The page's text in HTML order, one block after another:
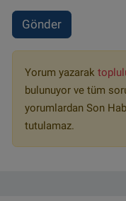
Gönder
Yorum yazarak
bulunuyor ve tüm
yorumlardan Son
tutulamaz.